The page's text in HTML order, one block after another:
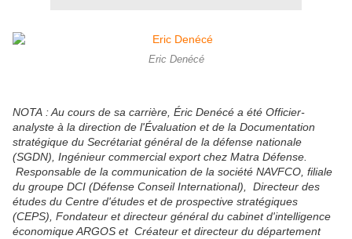
Eric Denécé
NOTA : Au cours de sa carrière, Éric Denécé a été Officier-
analyste à la direction de l'Évaluation et de la Documentation
stratégique du Secrétariat général de la défense nationale
(SGDN), Ingénieur commercial export chez Matra Défense.
Responsable de la communication de la société NAVFCO, filiale
du groupe DCI (Défense Conseil International), Directeur des
études du Centre d'études et de prospective stratégiques
(CEPS), Fondateur et directeur général du cabinet d'intelligence
économique ARGOS et Créateur et directeur du département